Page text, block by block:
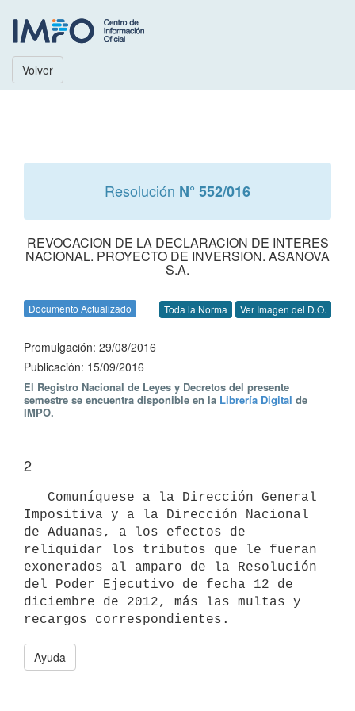
Volver
Resolución N° 552/016
REVOCACION DE LA DECLARACION DE INTERES
NACIONAL. PROYECTO DE INVERSION. ASANOVA
S.A.
Documento Actualizado Toda la Norma Ver Imagen del D.O.
Promulgación: 29/08/2016
Publicación: 15/09/2016
El Registro Nacional de Leyes y Decretos del presente
semestre se encuentra disponible en la Librería Digital de
IMPO.
2
Impositiva y a la Dirección Nacional
de Aduanas, a los efectos de
reliquidar los tributos que le fueran
exonerados al amparo de la Resolución
del Poder Ejecutivo de fecha 12 de
diciembre de 2012, más las multas y
Ayuda